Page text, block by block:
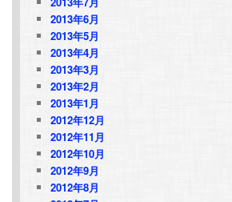
2013年6月
2013年5月
2013年4月
2013年3月
2013年2月
2013年1月
2012年12月
2012年11月
2012年10月
2012年9月
2012年8月